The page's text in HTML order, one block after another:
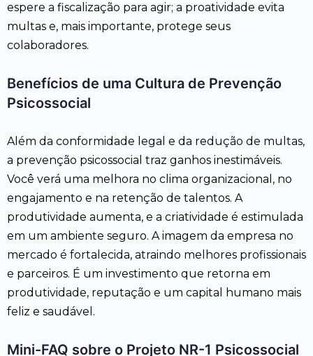
espere a fiscalização para agir; a proatividade evita
multas e, mais importante, protege seus
colaboradores.
Benefícios de uma Cultura de Prevenção
Psicossocial
Além da conformidade legal e da redução de multas,
a prevenção psicossocial traz ganhos inestimáveis.
Você verá uma melhora no clima organizacional, no
engajamento e na retenção de talentos. A
produtividade aumenta, e a criatividade é estimulada
em um ambiente seguro. A imagem da empresa no
mercado é fortalecida, atraindo melhores profissionais
e parceiros. É um investimento que retorna em
produtividade, reputação e um capital humano mais
feliz e saudável.
Mini-FAQ sobre o Projeto NR-1 Psicossocial